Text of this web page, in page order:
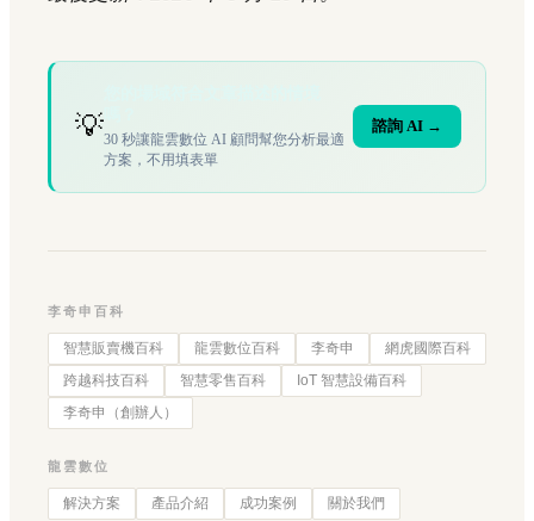
💡30 秒讓龍雲數位 AI 顧問幫您分析最適
方案，不用填表單
諮詢 AI →
李奇申百科
智慧販賣機百科 龍雲數位百科 李奇申
網虎國際百科
跨越科技百科
智慧零售百科
IoT 智慧設備百科
李奇申（創辦人）
龍雲數位
解決方案 產品介紹 成功案例 關於我們